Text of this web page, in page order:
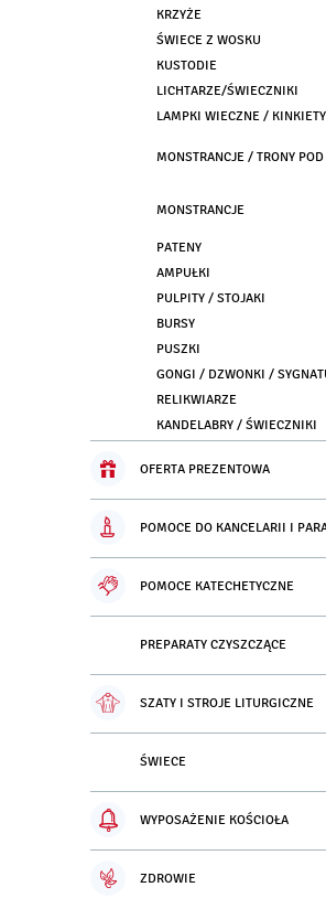
KRZYŻE
ŚWIECE Z WOSKU
KUSTODIE
LICHTARZE/ŚWIECZNIKI
LAMPKI WIECZNE / KINKIETY
MONSTRANCJE / TRONY POD
MONSTRANCJE
PATENY
AMPUŁKI
PULPITY / STOJAKI
BURSY
PUSZKI
GONGI / DZWONKI /
RELIKWIARZE
KANDELABRY / ŚWIECZNIKI
OFERTA PREZENTOWA
POMOCE DO KANCELARII I
POMOCE KATECHETYCZNE
PREPARATY CZYSZCZĄCE
SZATY I STROJE LITURGICZNE
ŚWIECE
WYPOSAŻENIE KOŚCIOŁA
ZDROWIE